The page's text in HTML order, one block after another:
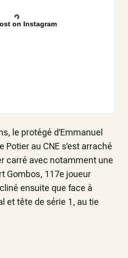
on Instagram
le protégé d’Emmanuel
Potier au CNE s’est arraché
carré avec notamment une
Gombos, 117e joueur
ensuite que face à
et tête de série 1, au tie